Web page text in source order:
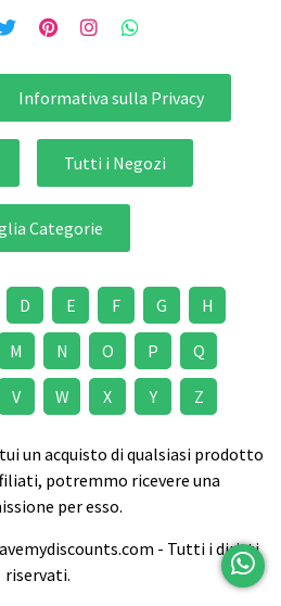
Informativa sulla Privacy
Tutti i Negozi
Categorie
D E F G H
M N O P Q
V W X Y Z
un acquisto di qualsiasi prodotto
potremmo ricevere una
per esso.
- Tutti i diritti
riservati.